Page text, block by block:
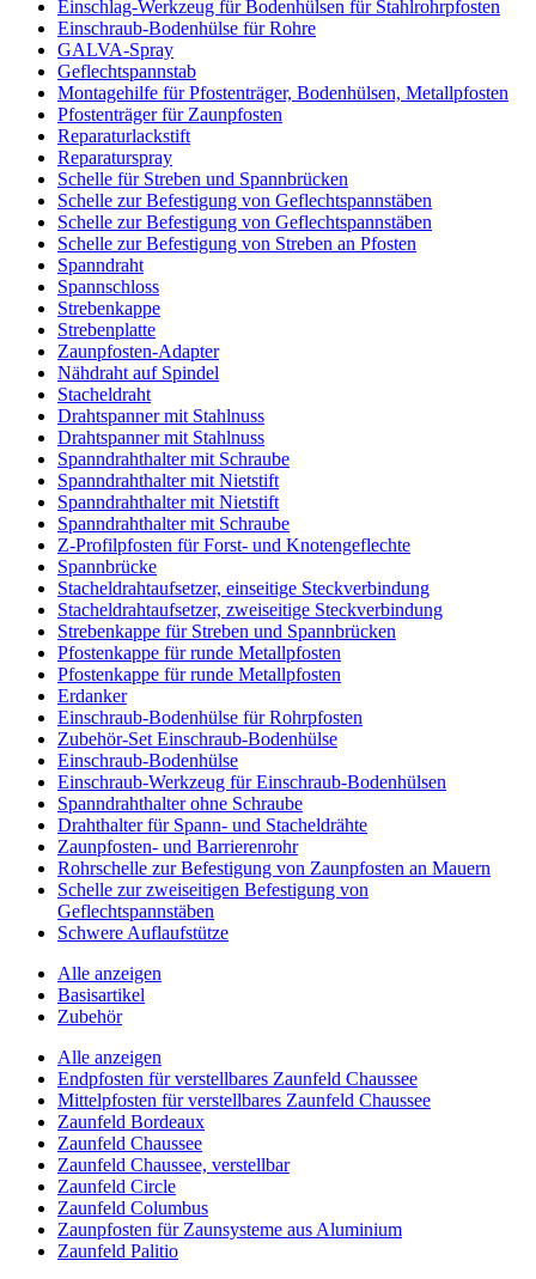
Einschlag-Werkzeug für Bodenhülsen für Stahlrohrpfosten
Einschraub-Bodenhülse für Rohre
GALVA-Spray
Geflechtspannstab
Montagehilfe für Pfostenträger, Bodenhülsen, Metallpfosten
Pfostenträger für Zaunpfosten
Reparaturlackstift
Reparaturspray
Schelle für Streben und Spannbrücken
Schelle zur Befestigung von Geflechtspannstäben
Schelle zur Befestigung von Geflechtspannstäben
Schelle zur Befestigung von Streben an Pfosten
Spanndraht
Spannschloss
Strebenkappe
Strebenplatte
Zaunpfosten-Adapter
Nähdraht auf Spindel
Stacheldraht
Drahtspanner mit Stahlnuss
Drahtspanner mit Stahlnuss
Spanndrahthalter mit Schraube
Spanndrahthalter mit Nietstift
Spanndrahthalter mit Nietstift
Spanndrahthalter mit Schraube
Z-Profilpfosten für Forst- und Knotengeflechte
Spannbrücke
Stacheldrahtaufsetzer, einseitige Steckverbindung
Stacheldrahtaufsetzer, zweiseitige Steckverbindung
Strebenkappe für Streben und Spannbrücken
Pfostenkappe für runde Metallpfosten
Pfostenkappe für runde Metallpfosten
Erdanker
Einschraub-Bodenhülse für Rohrpfosten
Zubehör-Set Einschraub-Bodenhülse
Einschraub-Bodenhülse
Einschraub-Werkzeug für Einschraub-Bodenhülsen
Spanndrahthalter ohne Schraube
Drahthalter für Spann- und Stacheldrähte
Zaunpfosten- und Barrierenrohr
Rohrschelle zur Befestigung von Zaunpfosten an Mauern
Schelle zur zweiseitigen Befestigung von
Geflechtspannstäben
Schwere Auflaufstütze
Alle anzeigen
Basisartikel
Zubehör
Alle anzeigen
Endpfosten für verstellbares Zaunfeld Chaussee
Mittelpfosten für verstellbares Zaunfeld Chaussee
Zaunfeld Bordeaux
Zaunfeld Chaussee
Zaunfeld Chaussee, verstellbar
Zaunfeld Circle
Zaunfeld Columbus
Zaunpfosten für Zaunsysteme aus Aluminium
Zaunfeld Palitio